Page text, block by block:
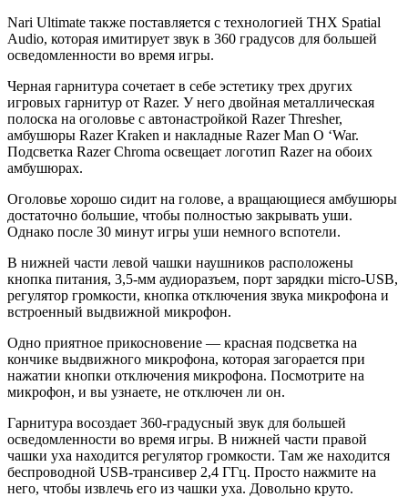
Nari Ultimate также поставляется с технологией THX Spatial
Audio, которая имитирует звук в 360 градусов для большей
осведомленности во время игры.
Черная гарнитура сочетает в себе эстетику трех других
игровых гарнитур от Razer. У него двойная металлическая
полоска на оголовье с автонастройкой Razer Thresher,
амбушюры Razer Kraken и накладные Razer Man O ‘War.
Подсветка Razer Chroma освещает логотип Razer на обоих
амбушюрах.
Оголовье хорошо сидит на голове, а вращающиеся амбушюры
достаточно большие, чтобы полностью закрывать уши.
Однако после 30 минут игры уши немного вспотели.
В нижней части левой чашки наушников расположены
кнопка питания, 3,5-мм аудиоразъем, порт зарядки micro-USB,
регулятор громкости, кнопка отключения звука микрофона и
встроенный выдвижной микрофон.
Одно приятное прикосновение — красная подсветка на
кончике выдвижного микрофона, которая загорается при
нажатии кнопки отключения микрофона. Посмотрите на
микрофон, и вы узнаете, не отключен ли он.
Гарнитура восоздает 360-градусный звук для большей
осведомленности во время игры. В нижней части правой
чашки уха находится регулятор громкости. Там же находится
беспроводной USB-трансивер 2,4 ГГц. Просто нажмите на
него, чтобы извлечь его из чашки уха. Довольно круто.